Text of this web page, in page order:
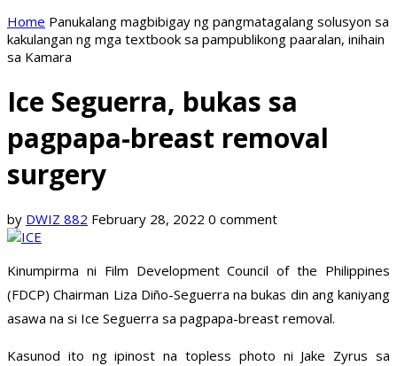
Home Panukalang magbibigay ng pangmatagalang solusyon sa
kakulangan ng mga textbook sa pampublikong paaralan, inihain
sa Kamara
Ice Seguerra, bukas sa
pagpapa-breast removal
surgery
by DWIZ 882 February 28, 2022 0 comment
Kinumpirma ni Film Development Council of the Philippines
(FDCP) Chairman Liza Diño-Seguerra na bukas din ang kaniyang
asawa na si Ice Seguerra sa pagpapa-breast removal.
Kasunod ito ng ipinost na topless photo ni Jake Zyrus sa